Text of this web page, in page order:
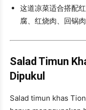
这道凉菜适合搭配
腐、红烧肉、回锅
Salad Timun
Dipukul
Salad timun khas